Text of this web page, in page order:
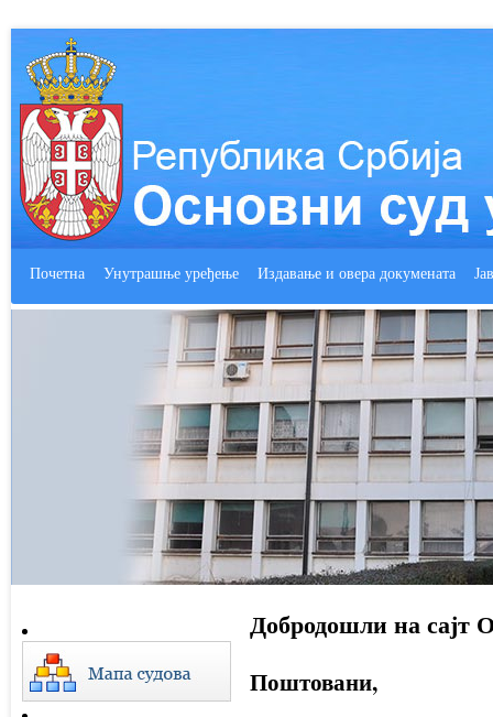
Почетна Унутрашње уређење Издавање и овера докумената
Добродошли на сајт
Поштовани,